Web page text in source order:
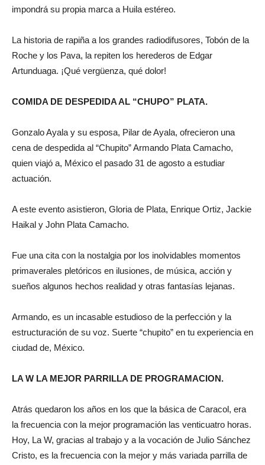
impondrá su propia marca a Huila estéreo.
La historia de rapiña a los grandes radiodifusores, Tobón de la
Roche y los Pava, la repiten los herederos de Edgar
Artunduaga. ¡Qué vergüenza, qué dolor!
COMIDA DE DESPEDIDA AL “CHUPO” PLATA.
Gonzalo Ayala y su esposa, Pilar de Ayala, ofrecieron una
cena de despedida al “Chupito” Armando Plata Camacho,
quien viajó a, México el pasado 31 de agosto a estudiar
actuación.
A este evento asistieron, Gloria de Plata, Enrique Ortiz, Jackie
Haikal y John Plata Camacho.
Fue una cita con la nostalgia por los inolvidables momentos
primaverales pletóricos en ilusiones, de música, acción y
sueños algunos hechos realidad y otras fantasías lejanas.
Armando, es un incasable estudioso de la perfección y la
estructuración de su voz. Suerte “chupito” en tu experiencia en
ciudad de, México.
LA W LA MEJOR PARRILLA DE PROGRAMACION.
Atrás quedaron los años en los que la básica de Caracol, era
la frecuencia con la mejor programación las venticuatro horas.
Hoy, La W, gracias al trabajo y a la vocación de Julio Sánchez
Cristo, es la frecuencia con la mejor y más variada parrilla de